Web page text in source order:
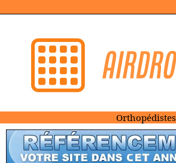
Orthopédistes